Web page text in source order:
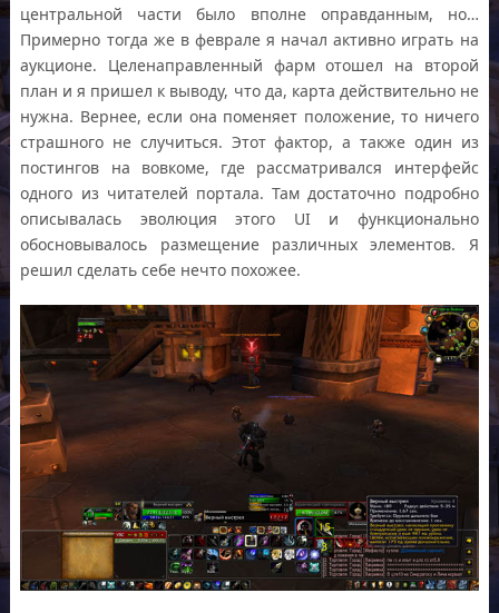
центральной части было вполне оправданным, но…
Примерно тогда же в феврале я начал активно играть на
аукционе. Целенаправленный фарм отошел на второй
план и я пришел к выводу, что да, карта действительно не
нужна. Вернее, если она поменяет положение, то ничего
страшного не случиться. Этот фактор, а также один из
постингов на вовкоме, где рассматривался интерфейс
одного из читателей портала. Там достаточно подробно
описывалась эволюция этого UI и функционально
обосновывалось размещение различных элементов. Я
решил сделать себе нечто похожее.